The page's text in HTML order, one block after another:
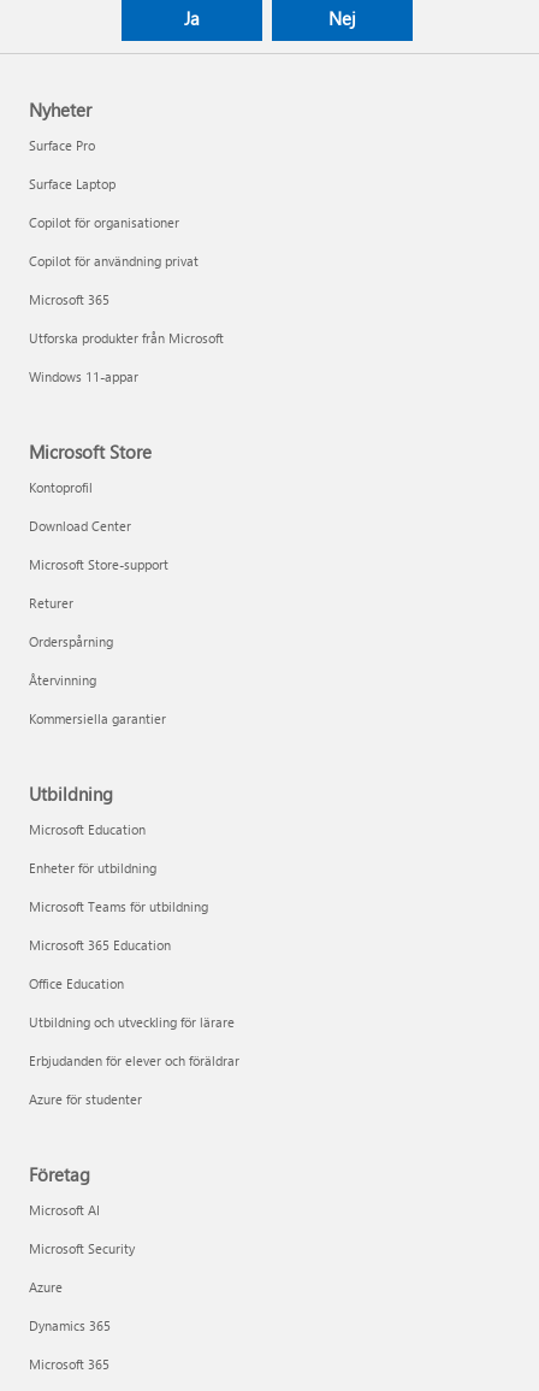
Ja Nej
Nyheter
Surface Pro
Surface Laptop
Copilot för organisationer
Copilot för användning privat
Microsoft 365
Utforska produkter från Microsoft
Windows 11-appar
Microsoft Store
Kontoprofil
Download Center
Microsoft Store-support
Returer
Orderspårning
Återvinning
Kommersiella garantier
Utbildning
Microsoft Education
Enheter för utbildning
Microsoft Teams för utbildning
Microsoft 365 Education
Office Education
Utbildning och utveckling för lärare
Erbjudanden för elever och föräldrar
Azure för studenter
Företag
Microsoft AI
Microsoft Security
Azure
Dynamics 365
Microsoft 365